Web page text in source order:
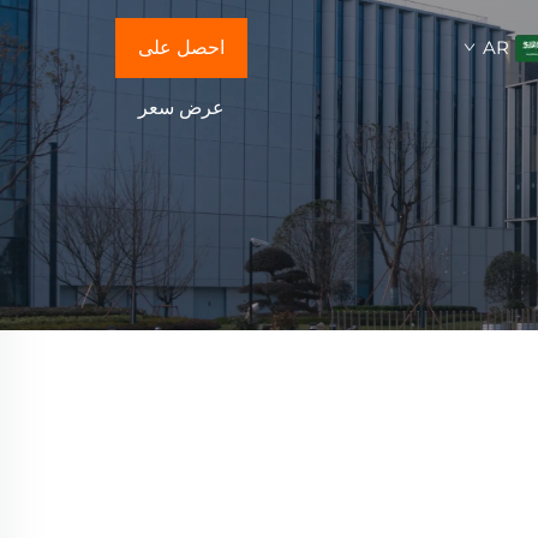
AR احصل على
عرض سعر